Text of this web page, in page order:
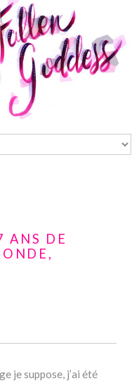
ANS DE
je suppose, j’ai été